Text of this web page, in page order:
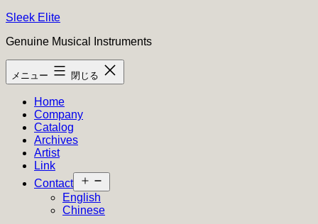
コ
テ
ン
ツ
Sleek Elite
Genuine Musical Instruments
メニュー 閉じる
Home
Company
Catalog
Archives
Artist
Link
Contact
ニ
ー
English
Chinese